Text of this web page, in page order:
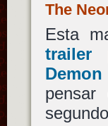
The
Esta
trailer
Demon